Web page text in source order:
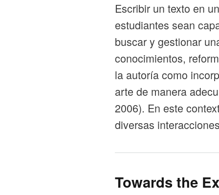
Escribir un texto en
estudiantes sean
buscar y gestionar
conocimientos,
la autoría como
arte de manera
2006). En este
diversas
Towards the